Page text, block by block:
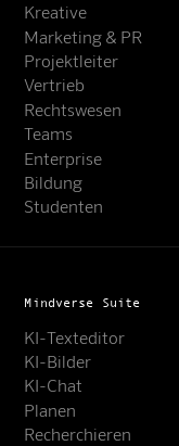
Kreative
Marketing & PR
Projektleiter
Vertrieb
Rechtswesen
Teams
Enterprise
Bildung
Studenten
Mindverse Suite
KI-Texteditor
KI-Bilder
KI-Chat
Planen
Recherchieren